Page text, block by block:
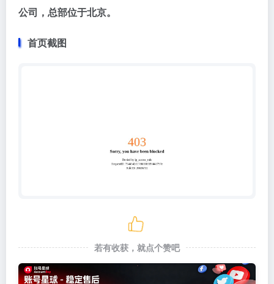
公司，总部位于北京。
首页截图
若有收获，就点个赞吧